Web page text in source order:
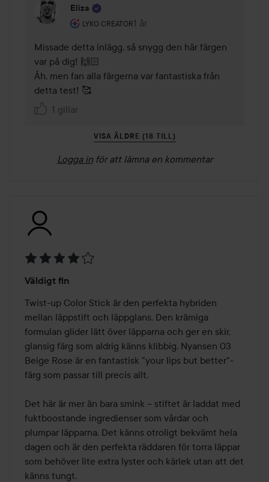
Eliza
LYKO CREATOR
Användarens roll: Lyko Creator.
1 år
Kommentaren lades 1 år
Missade detta inlägg, så snygg den här färgen
var på dig! 🙌🏻
Åh, men fan alla färgerna var fantastiska från
detta test! 🥰
1 gillar
VISA ÄLDRE (18 TILL)
Logga in för att lämna en kommentar
4
av
5
Väldigt fin
Twist-up Color Stick är den perfekta hybriden
mellan läppstift och läppglans. Den krämiga
formulan glider lätt över läpparna och ger en skir,
glansig färg som aldrig känns klibbig. Nyansen 03
Beige Rose är en fantastisk "your lips but better"-
färg som passar till precis allt.
Det här är mer än bara smink – stiftet är laddat med
fuktboostande ingredienser som vårdar och
plumpar läpparna. Det känns otroligt bekvämt hela
dagen och är den perfekta räddaren för torra läppar
som behöver lite extra lyster och kärlek utan att det
känns tungt.